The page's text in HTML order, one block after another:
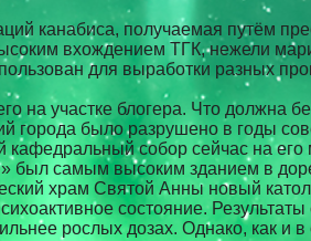
канабиса, получаемая путём
вхождением ТГК, нежели
для выработки разных
на участке блогера. Что должна
города было разрушено в годы
собор сейчас на
был самым высоким зданием в
храм Святой Анны новый
состояние.
рослых дозах. Однако, как и